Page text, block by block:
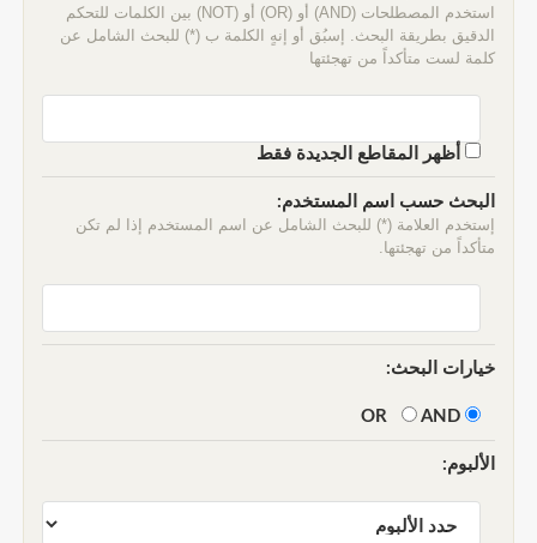
استخدم المصطلحات (AND) أو (OR) أو (NOT) بين الكلمات للتحكم
الدقيق بطريقة البحث. إسبُق أو إنهٍ الكلمة ب (*) للبحث الشامل عن
كلمة لست متأكداً من تهجئتها
أظهر المقاطع الجديدة فقط
البحث حسب اسم المستخدم:
إستخدم العلامة (*) للبحث الشامل عن اسم المستخدم إذا لم تكن
متأكداً من تهجئتها.
خيارات البحث:
AND
الألبوم: